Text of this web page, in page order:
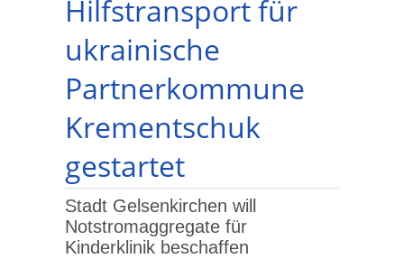
Hilfstransport für
ukrainische
Partnerkommune
Krementschuk
gestartet
Stadt Gelsenkirchen will
Notstromaggregate für
Kinderklinik beschaffen